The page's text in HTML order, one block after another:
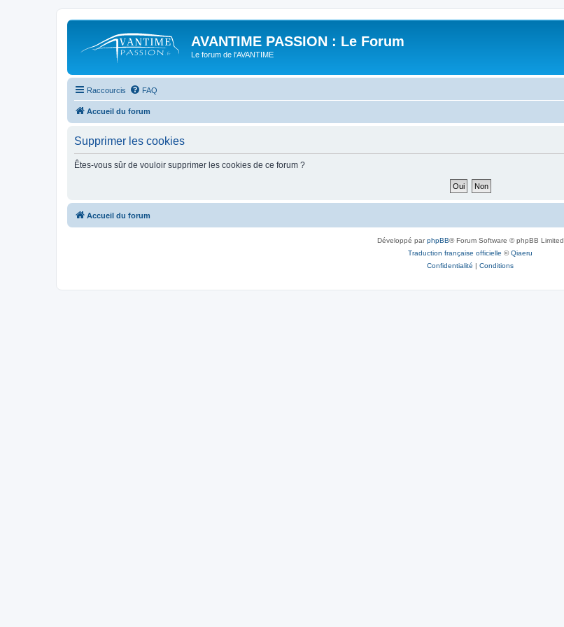
AVANTIME PASSION : Le Forum
Le forum de l'AVANTIME
Raccourcis FAQ
Accueil du forum
Supprimer les cookies
Êtes-vous sûr de vouloir supprimer les cookies de ce forum ?
Accueil du forum
Développé parphpBB® Forum Software © phpBB Limited
Traduction française officielle ©Qiaeru
Confidentialité | Conditions